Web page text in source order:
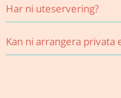
Har ni uteservering?
Kan ni arrangera